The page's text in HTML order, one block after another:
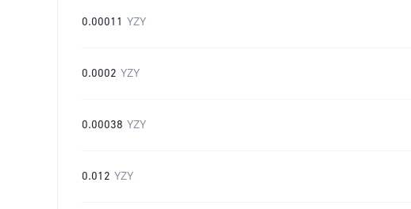
0.00011 YZY
0.0002 YZY
0.00038 YZY
0.012 YZY